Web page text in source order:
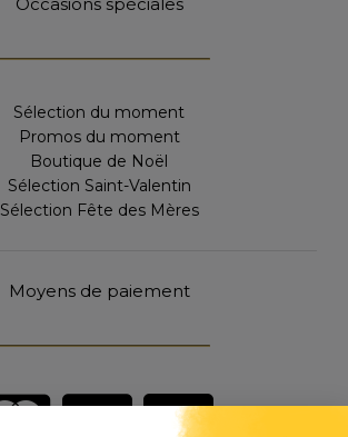
Sélection du moment
Promos du moment
Boutique de Noël
Sélection Saint-Valentin
Sélection Fête des Mères
Moyens de paiement